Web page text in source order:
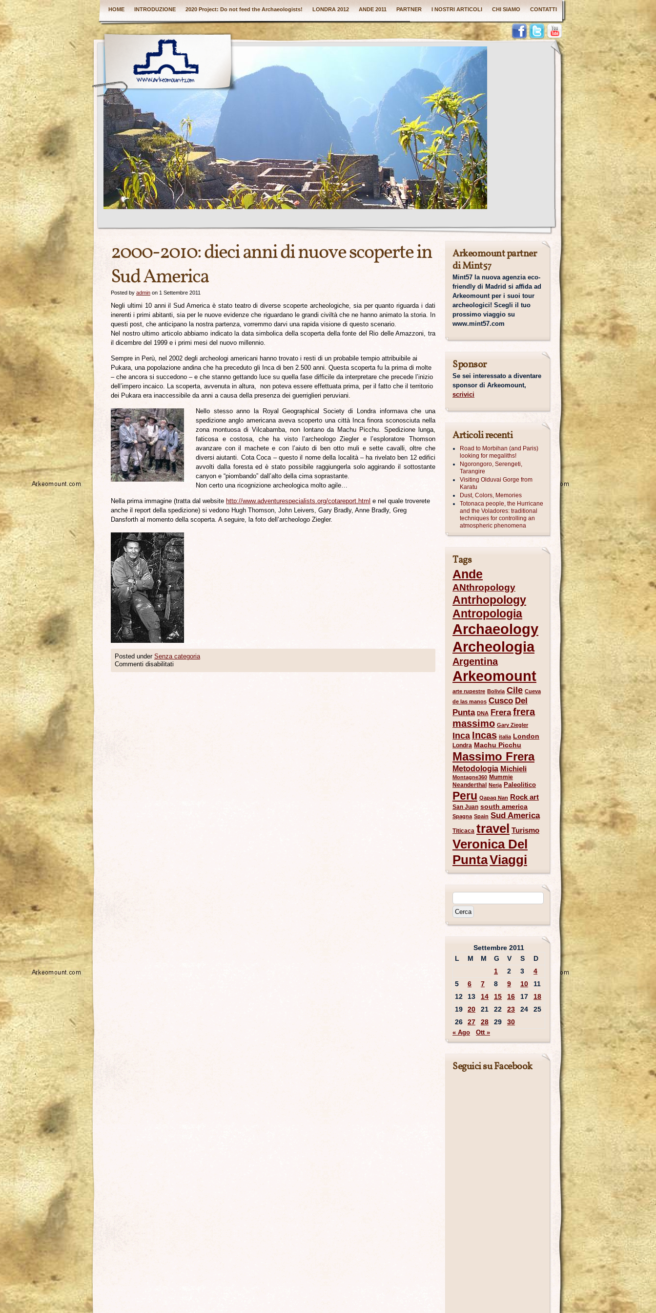
HOME INTRODUZIONE 2020 Project: Do not feed the Archaeologists! LONDRA 2012 ANDE 2011 PARTNER I NOSTRI ARTICOLI CHI SIAMO CONTATTI
2000-2010: dieci anni di nuove scoperte in
Sud America
Posted by admin on 1 Settembre 2011
Negli ultimi 10 anni il Sud America è stato teatro di diverse scoperte archeologiche, sia per quanto riguarda i dati
inerenti i primi abitanti, sia per le nuove evidenze che riguardano le grandi civiltà che ne hanno animato la storia. In
questi post, che anticipano la nostra partenza, vorremmo darvi una rapida visione di questo scenario.
Nel nostro ultimo articolo abbiamo indicato la data simbolica della scoperta della fonte del Rio delle Amazzoni, tra
il dicembre del 1999 e i primi mesi del nuovo millennio.
Sempre in Perù, nel 2002 degli archeologi americani hanno trovato i resti di un probabile tempio attribuibile ai
Pukara, una popolazione andina che ha preceduto gli Inca di ben 2.500 anni. Questa scoperta fu la prima di molte
– che ancora si succedono – e che stanno gettando luce su quella fase difficile da interpretare che precede l’inizio
dell’impero incaico. La scoperta, avvenuta in altura, non poteva essere effettuata prima, per il fatto che il territorio
dei Pukara era inaccessibile da anni a causa della presenza dei guerriglieri peruviani.
Nello stesso anno la Royal Geographical Society di Londra informava che una
spedizione anglo americana aveva scoperto una città Inca finora sconosciuta nella
zona montuosa di Vilcabamba, non lontano da Machu Picchu. Spedizione lunga,
faticosa e costosa, che ha visto l’archeologo Ziegler e l’esploratore Thomson
avanzare con il machete e con l’aiuto di ben otto muli e sette cavalli, oltre che
diversi aiutanti. Cota Coca – questo il nome della località – ha rivelato ben 12 edifici
avvolti dalla foresta ed è stato possibile raggiungerla solo aggirando il sottostante
canyon e “piombando” dall’alto della cima soprastante.
Non certo una ricognizione archeologica molto agile…
Nella prima immagine (tratta dal website http://www.adventurespecialists.org/cotareport.html e nel quale troverete
anche il report della spedizione) si vedono Hugh Thomson, John Leivers, Gary Bradly, Anne Bradly, Greg
Dansforth al momento della scoperta. A seguire, la foto dell’archeologo Ziegler.
Posted under Senza categoria
Commenti disabilitati
Arkeomount partner
di Mint57
Mint57 la nuova agenzia eco-
friendly di Madrid si affida ad
Arkeomount per i suoi tour
archeologici! Scegli il tuo
prossimo viaggio su
www.mint57.com
Sponsor
Se sei interessato a diventare
sponsor di Arkeomount,
scrivici
Articoli recenti
Road to Morbihan (and Paris)
looking for megaliths!
Ngorongoro, Serengeti,
Tarangire
Visiting Olduvai Gorge from
Karatu
Dust, Colors, Memories
Totonaca people, the Hurricane
and the Voladores: traditional
techniques for controlling an
atmospheric phenomena
Tags
Ande
ANthropology
Antrhopology
Antropologia
Archaeology
Archeologia
Argentina
Arkeomount
arte rupestre Bolivia Cile Cueva
de las manos Cusco Del
Punta DNA Frera frera
massimo Gary Ziegler
Inca Incas italia London
Londra Machu Picchu
Massimo Frera
Metodologia Michieli
Montagne360 Mummie
Neanderthal Nerja Paleolitico
Peru Qapaq Nan Rock art
San Juan south america
Spagna Spain Sud America
Titicaca travel Turismo
Veronica Del
PuntaViaggi
Settembre 2011
L
M M G V S
D
1
2 3
4
5
6 7 8 9 10
11
12
13 14 15 16 17
18
19
20 21 22 23 24
25
26
27 28 29 30
« Ago Ott »
Seguici su Facebook